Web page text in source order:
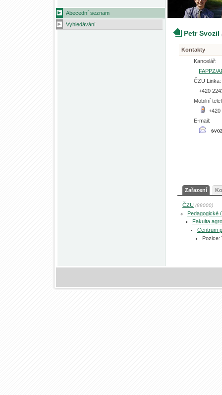
Abecední seznam
Vyhledávání
Petr Svozil
Kontakty
Kancelář:
FAPPZ/
ČZU Linka:
+420
Mobilní
+420
E-mail:
Zařazení
ČZU (99000)
Pedagogické
Fakulta
Centrum
Pozice: